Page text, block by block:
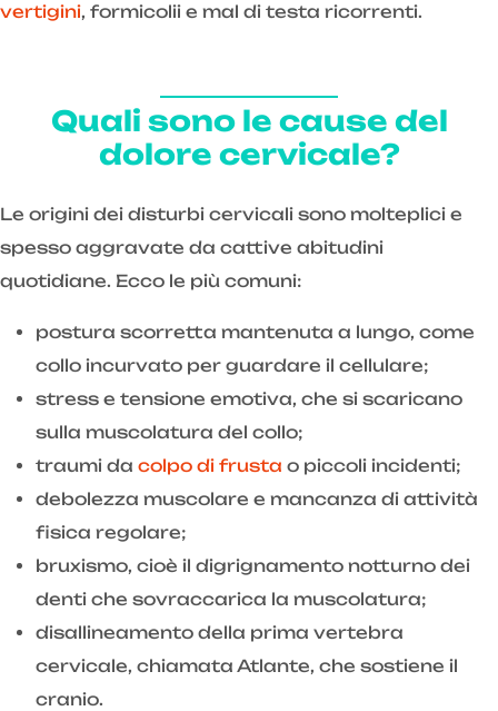
vertigini, formicolii e mal di testa ricorrenti.
Quali sono le cause del
dolore cervicale?
Le origini dei disturbi cervicali sono molteplici e
spesso aggravate da cattive abitudini
quotidiane. Ecco le più comuni:
postura scorretta mantenuta a lungo, come
collo incurvato per guardare il cellulare;
stress e tensione emotiva, che si scaricano
sulla muscolatura del collo;
traumi da colpo di frusta o piccoli incidenti;
debolezza muscolare e mancanza di attività
fisica regolare;
bruxismo, cioè il digrignamento notturno dei
denti che sovraccarica la muscolatura;
disallineamento della prima vertebra
cervicale, chiamata Atlante, che sostiene il
cranio.